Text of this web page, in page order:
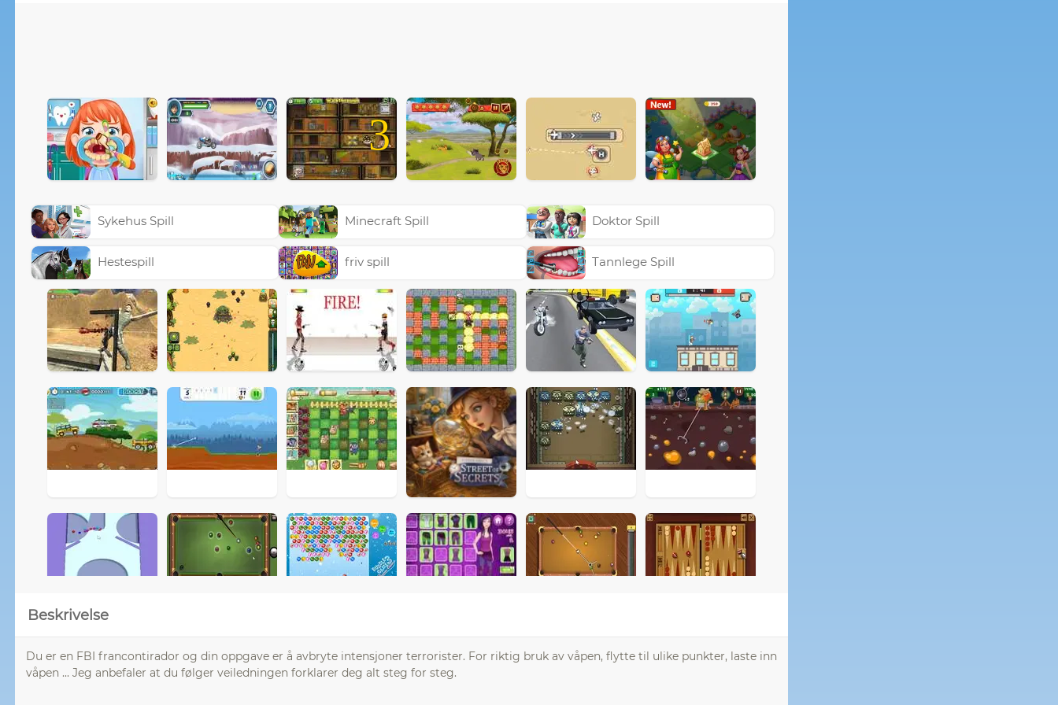
3
Sykehus Spill
Hestespill
Minecraft Spill
friv spill
Doktor Spill
Tannlege Spill
Beskrivelse
Du er en FBI francontirador og din oppgave er å avbryte intensjoner terrorister. For riktig bruk av våpen, flytte til ulike punkter, laste inn
våpen ... Jeg anbefaler at du følger veiledningen forklarer deg alt steg for steg.